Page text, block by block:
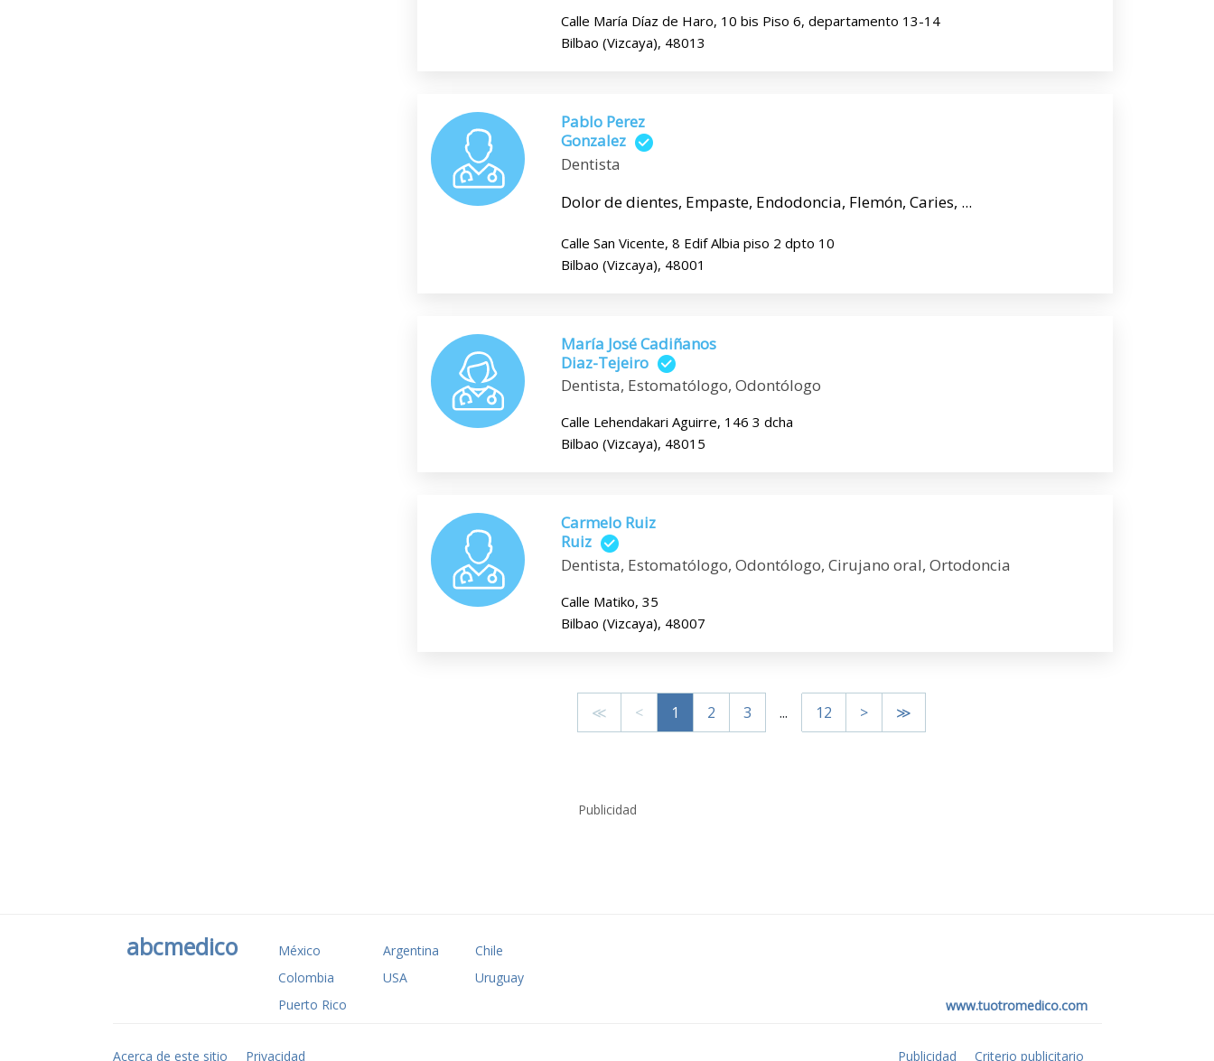
Calle María Díaz de Haro, 10 bis Piso 6, departamento 13-14
Bilbao (Vizcaya), 48013
Pablo Perez
Gonzalez
Dentista
Dolor de dientes, Empaste, Endodoncia, Flemón, Caries, ...
Calle San Vicente, 8 Edif Albia piso 2 dpto 10
Bilbao (Vizcaya), 48001
María José Cadiñanos
Diaz-Tejeiro
Dentista, Estomatólogo, Odontólogo
Calle Lehendakari Aguirre, 146 3 dcha
Bilbao (Vizcaya), 48015
Carmelo Ruiz
Ruiz
Dentista, Estomatólogo, Odontólogo, Cirujano oral, Ortodoncia
Calle Matiko, 35
Bilbao (Vizcaya), 48007
≪ < 1 2 3 ... 12 > ≫
Publicidad
abcmedico México Argentina
Chile
Colombia
USA
Uruguay
Puerto Rico
www.tuotromedico.com
Acerca de este sitio Privacidad Publicidad Criterio publicitario